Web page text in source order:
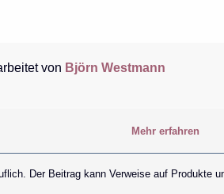
von Björn Westmann
Mehr erfahren
Der Beitrag kann Verweise auf Produkte